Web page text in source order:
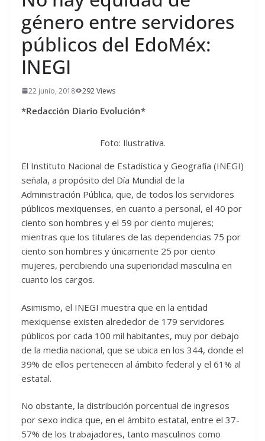
género entre servidores
públicos del EdoMéx:
INEGI
22 junio, 2018 292 Views
*Redacción Diario Evolución*
Foto: Ilustrativa.
El Instituto Nacional de Estadística y Geografía (INEGI)
señala, a propósito del Día Mundial de la
Administración Pública, que, de todos los servidores
públicos mexiquenses, en cuanto a personal, el 40 por
ciento son hombres y el 59 por ciento mujeres;
mientras que los titulares de las dependencias 75 por
ciento son hombres y únicamente 25 por ciento
mujeres, percibiendo una superioridad masculina en
cuanto los cargos.
Asimismo, el INEGI muestra que en la entidad
mexiquense existen alrededor de 179 servidores
públicos por cada 100 mil habitantes, muy por debajo
de la media nacional, que se ubica en los 344, donde el
39% de ellos pertenecen al ámbito federal y el 61% al
estatal.
No obstante, la distribución porcentual de ingresos
por sexo indica que, en el ámbito estatal, entre el 37-
57% de los trabajadores, tanto masculinos como